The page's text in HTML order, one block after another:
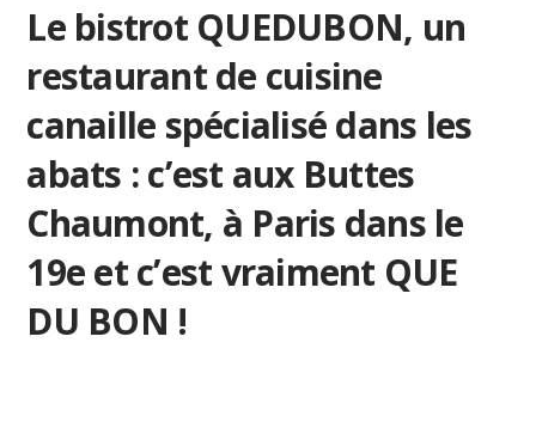
Le bistrot QUEDUBON, un
restaurant de cuisine
canaille spécialisé dans les
abats : c’est aux Buttes
Chaumont, à Paris dans le
19e et c’est vraiment QUE
DU BON !